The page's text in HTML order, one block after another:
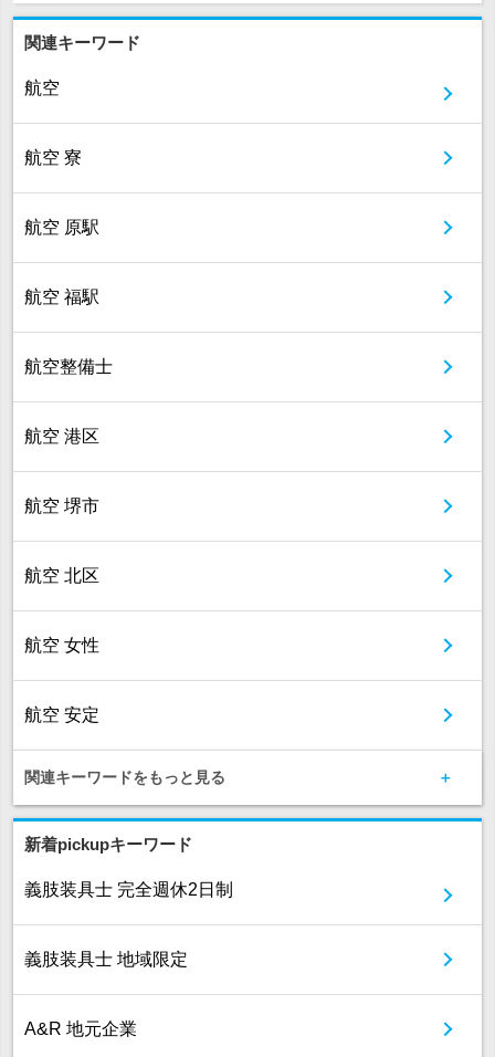
関連キーワード
航空
航空 寮
航空 原駅
航空 福駅
航空整備士
航空 港区
航空 堺市
航空 北区
航空 女性
航空 安定
関連キーワードをもっと見る
新着pickupキーワード
義肢装具士 完全週休2日制
義肢装具士 地域限定
A&R 地元企業